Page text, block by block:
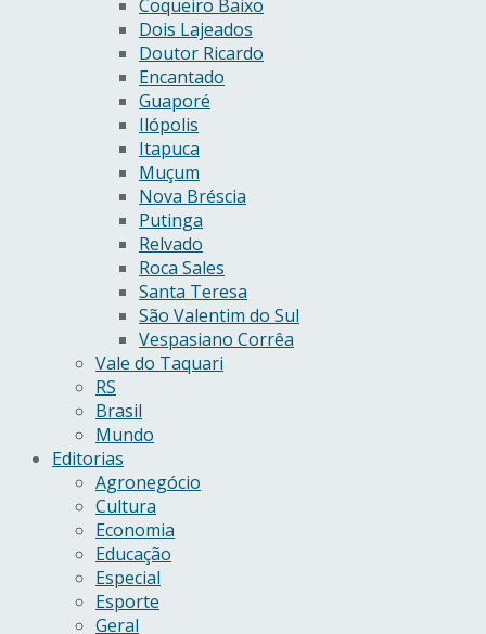
Coqueiro Baixo
Dois Lajeados
Doutor Ricardo
Encantado
Guaporé
Ilópolis
Itapuca
Muçum
Nova Bréscia
Putinga
Relvado
Roca Sales
Santa Teresa
São Valentim do Sul
Vespasiano Corrêa
Vale do Taquari
RS
Brasil
Mundo
Editorias
Agronegócio
Cultura
Economia
Educação
Especial
Esporte
Geral